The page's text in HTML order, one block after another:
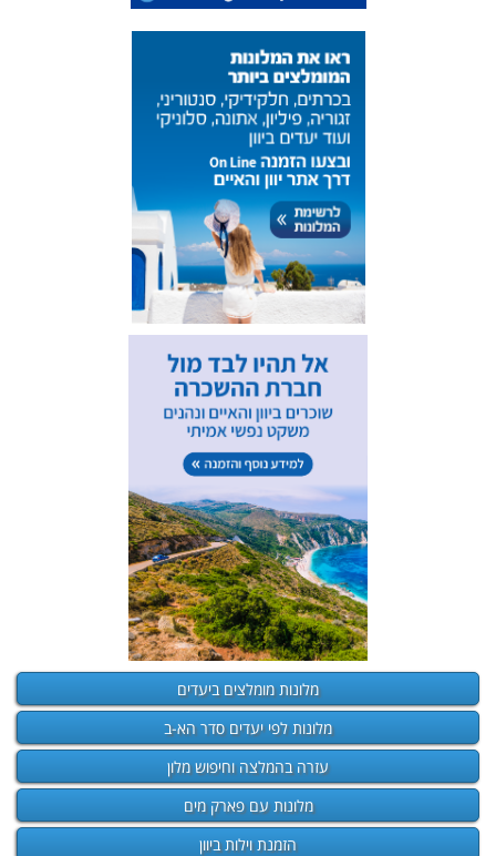
מלונות מומלצים ביעדים
מלונות לפי יעדים סדר הא-ב
עזרה בהמלצה וחיפוש מלון
מלונות עם פארק מים
הזמנת וילות ביוון